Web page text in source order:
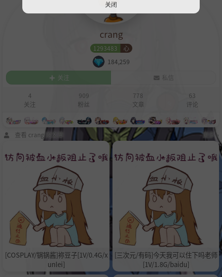
crang
1293483
心
184,259
关注
私信
4
关注
909
粉丝
778
文章
63
评论
查看 crang 的文章 更多 »
[COSPLAY/锅锅酱]祢豆子[1V/0.4G/x
unlei]
[三次元/有码]今天我可以住下吗老师
[1V/1.8G/baidu]
关闭